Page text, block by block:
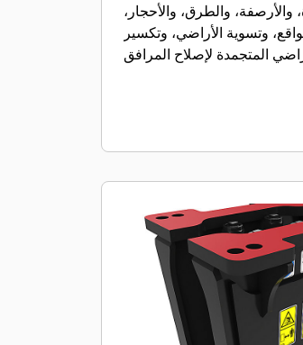
والأرصفة، والطرق، والأحجار،
وتسوية الأراضي، وتكسير